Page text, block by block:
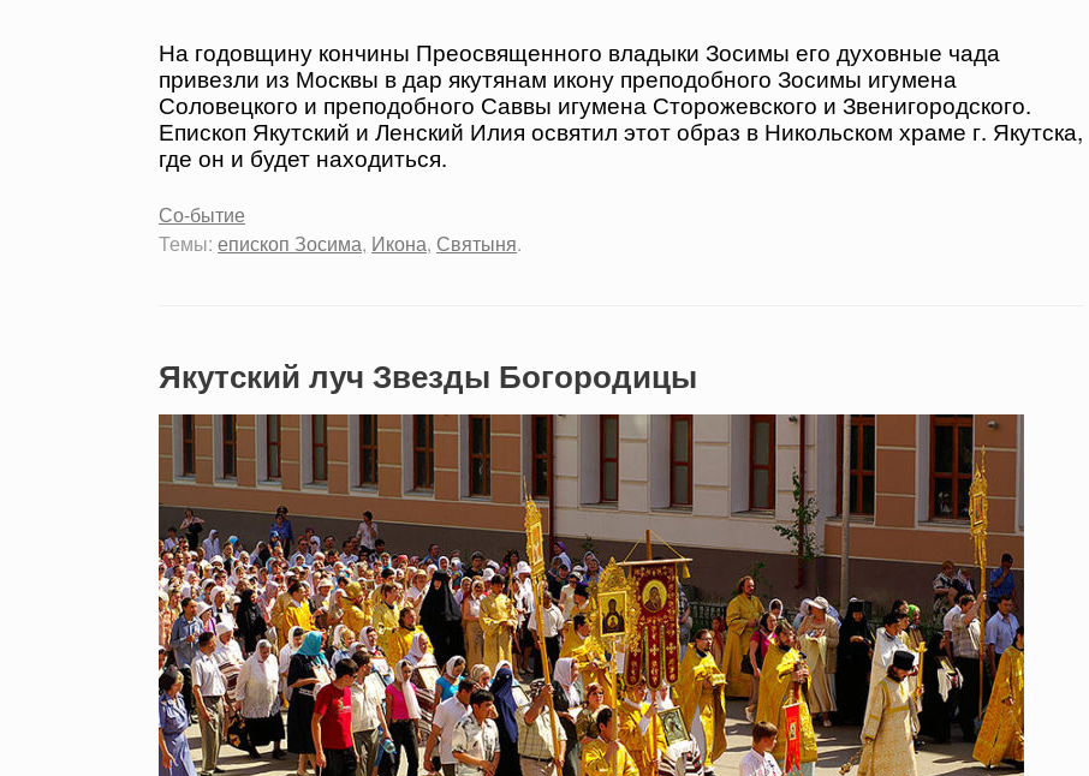
На годовщину кончины Преосвященного владыки Зосимы его духовные чада
привезли из Москвы в дар якутянам икону преподобного Зосимы игумена
Соловецкого и преподобного Саввы игумена Сторожевского и Звенигородского.
Епископ Якутский и Ленский Илия освятил этот образ в Никольском храме г. Якутска,
где он и будет находиться.
Со-бытие
Темы: епископ Зосима, Икона, Святыня.
Якутский луч Звезды Богородицы